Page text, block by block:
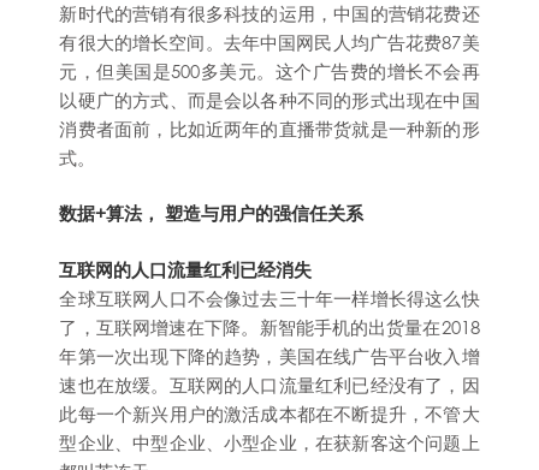
新时代的营销有很多科技的运用，中国的营销花费还
有很大的增长空间。去年中国网民人均广告花费87美
元，但美国是500多美元。这个广告费的增长不会再
以硬广的方式、而是会以各种不同的形式出现在中国
消费者面前，比如近两年的直播带货就是一种新的形
式。
数据+算法， 塑造与用户的强信任关系
互联网的人口流量红利已经消失
全球互联网人口不会像过去三十年一样增长得这么快
了，互联网增速在下降。新智能手机的出货量在2018
年第一次出现下降的趋势，美国在线广告平台收入增
速也在放缓。互联网的人口流量红利已经没有了，因
此每一个新兴用户的激活成本都在不断提升，不管大
型企业、中型企业、小型企业，在获新客这个问题上